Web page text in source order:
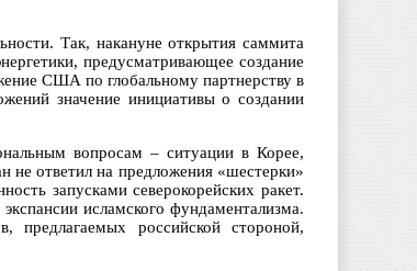
Так, накануне открытия саммита
предусматривающее создание
США по глобальному партнерству в
значение инициативы о создании
вопросам – ситуации в Корее,
не ответил на предложения «шестерки»
запусками северокорейских ракет.
исламского фундаментализма.
предлагаемых российской стороной,